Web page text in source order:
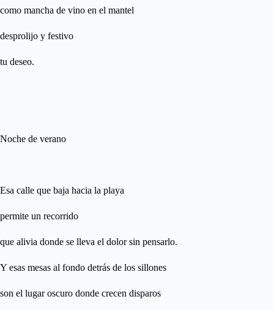
como mancha de vino en el mantel
desprolijo y festivo
tu deseo.
Noche de verano
Esa calle que baja hacia la playa
permite un recorrido
que alivia donde se lleva el dolor sin pensarlo.
Y esas mesas al fondo detrás de los sillones
son el lugar oscuro donde crecen disparos